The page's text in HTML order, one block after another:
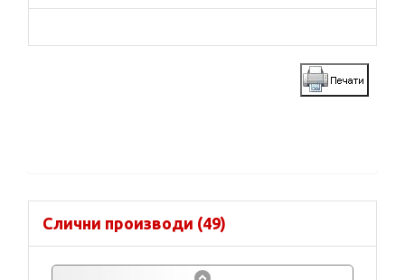
Слични производи (49)